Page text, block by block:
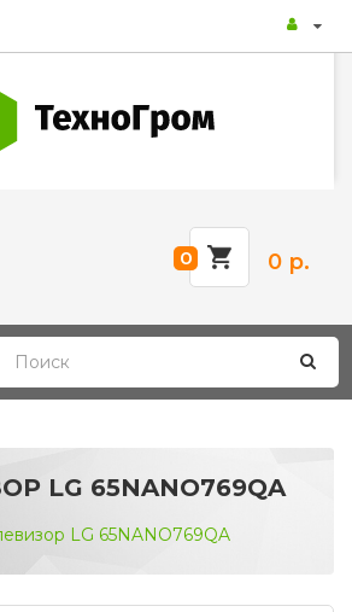
0 0 р.
LG 65NANO769QA
LG 65NANO769QA